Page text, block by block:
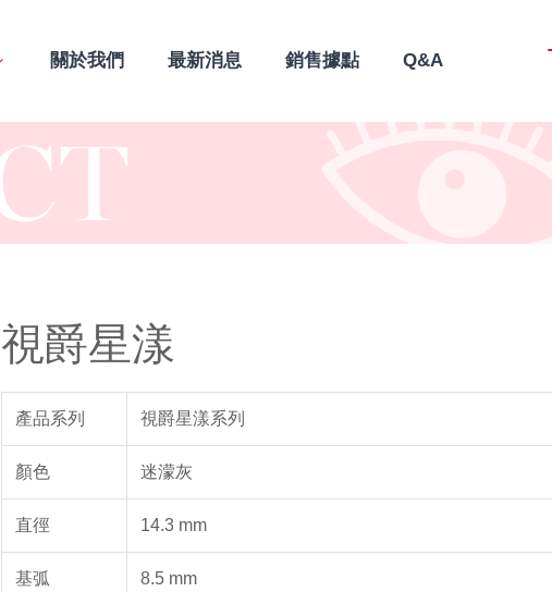
關於我們 最新消息 銷售據點 Q&A
視爵星漾
產品系列 視爵星漾系列
顏色 迷濛灰
直徑 14.3 mm
基弧 8.5 mm